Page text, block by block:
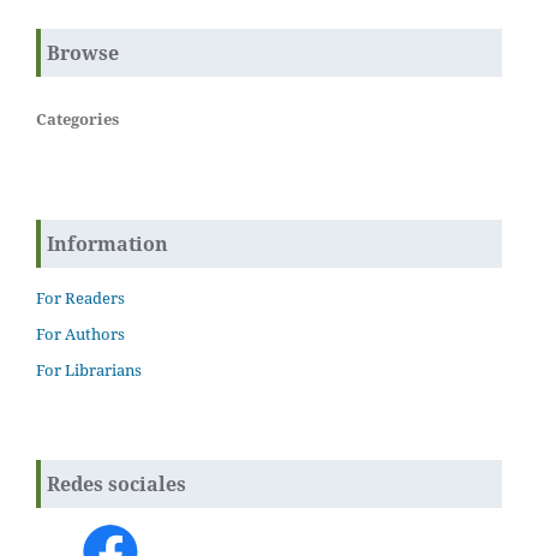
Browse
Categories
Information
For Readers
For Authors
For Librarians
Redes sociales